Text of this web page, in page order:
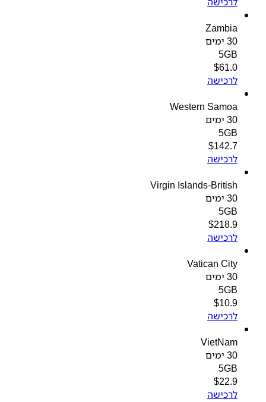
Zambia
5GB
$61.0
לרכישה
Western Samoa
5GB
$142.7
לרכישה
Virgin Islands-British
5GB
$218.9
לרכישה
Vatican City
5GB
$10.9
לרכישה
VietNam
5GB
$22.9
לרכישה